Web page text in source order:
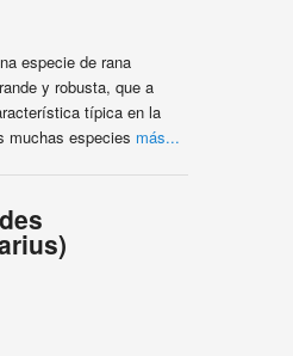
especie de rana
y robusta, que a
típica en la
muchas especies más...